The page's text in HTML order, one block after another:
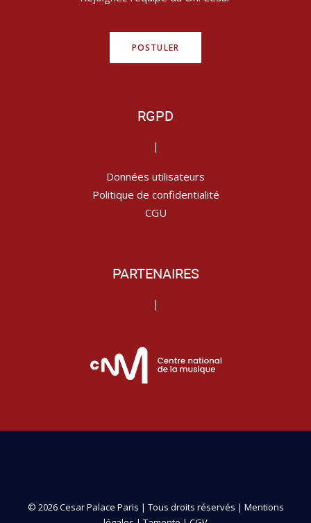
POSTULER
RGPD
|
Données utilisateurs
Politique de confidentialité
CGU
PARTENAIRES
|
© 2026 Cesar Palace Paris | Tous droits réservés | Mentions